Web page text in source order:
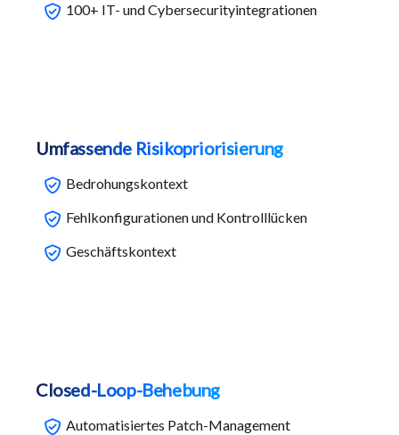
100+ IT- und Cybersecurityintegrationen
Umfassende Risikopriorisierung
Bedrohungskontext
Fehlkonfigurationen und Kontrolllücken
Geschäftskontext
Closed-Loop-Behebung
Automatisiertes Patch-Management